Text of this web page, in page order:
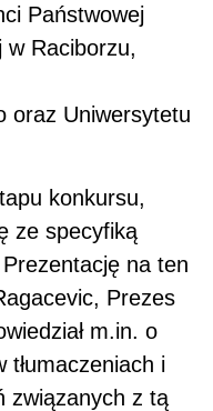
Państwowej
w Raciborzu,
oraz Uniwersytetu
konkursu,
ze specyfiką
na ten
Prezes
m.in. o
tłumaczeniach i
związanych z tą